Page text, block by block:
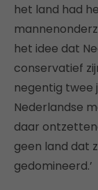
het land had
het idee dat
conservatief
negentig twee
Nederlandse
daar
geen land dat
gedomineerd.’